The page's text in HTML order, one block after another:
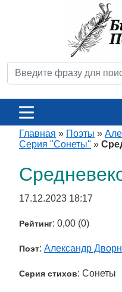
Главная » Поэты »
Серия "Сонеты" »
17.12.2023 18:17
Рейтинг: 0,00 (0)
Поэт: Александр
Серия стихов: Сонеты